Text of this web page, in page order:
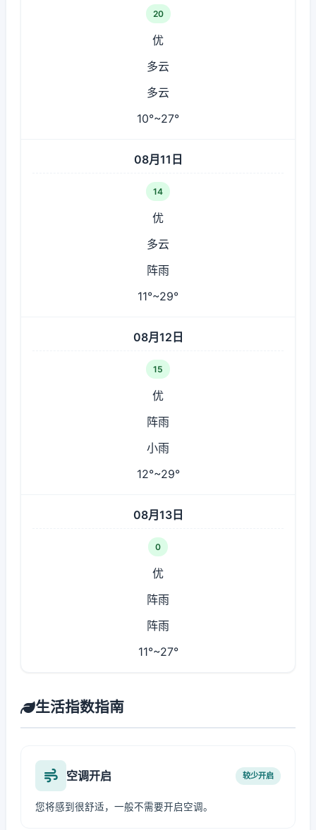
20
优
多云
多云
10°~27°
08月11日
14
优
多云
阵雨
11°~29°
08月12日
15
优
阵雨
小雨
12°~29°
08月13日
0
优
阵雨
阵雨
11°~27°
生活指数指南
空调开启 较少开启
您将感到很舒适，一般不需要开启空调。